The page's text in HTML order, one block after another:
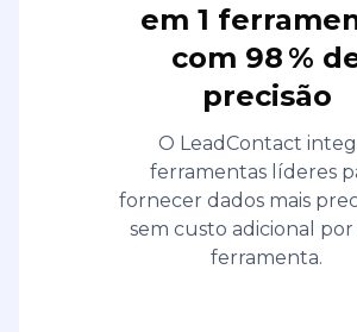
em 1
com 98 %
precisão
O LeadContact
ferramentas líderes
fornecer dados mais
sem custo adicional por
ferramenta.